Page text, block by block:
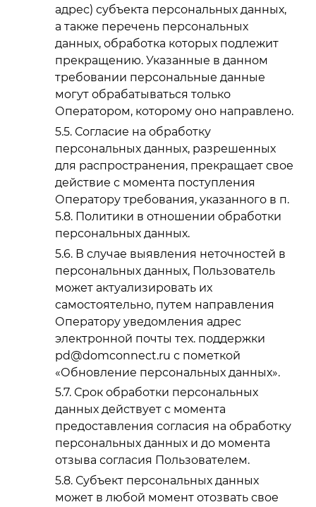
адрес) субъекта персональных данных,
а также перечень персональных
данных, обработка которых подлежит
прекращению. Указанные в данном
требовании персональные данные
могут обрабатываться только
Оператором, которому оно направлено.
Согласие на обработку
персональных данных, разрешенных
для распространения, прекращает свое
действие с момента поступления
Оператору требования, указанного в п.
5.8. Политики в отношении обработки
персональных данных.
В случае выявления неточностей в
персональных данных, Пользователь
может актуализировать их
самостоятельно, путем направления
Оператору уведомления адрес
электронной почты тех. поддержки
pd@domconnect.ru с пометкой
«Обновление персональных данных».
Срок обработки персональных
данных действует с момента
предоставления согласия на обработку
персональных данных и до момента
отзыва согласия Пользователем.
Субъект персональных данных
может в любой момент отозвать свое